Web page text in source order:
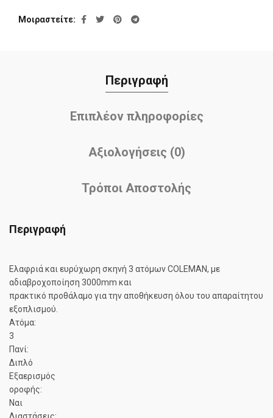
Μοιραστείτε
Περιγραφή
Επιπλέον πληροφορίες
Αξιολογήσεις (0)
Τρόποι Αποστολής
Περιγραφή
Eλαφριά και ευρύχωρη σκηνή 3 ατόμων COLEMAN, με
αδιαβροχοποίηση 3000mm και
πρακτικό προθάλαμο για την αποθήκευση όλου του απαραίτητου
εξοπλισμού.
Ατόμα:
3
Πανί:
Διπλό
Εξαερισμός
οροφής:
Ναι